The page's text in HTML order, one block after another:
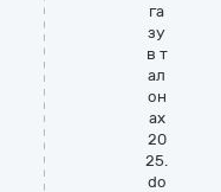
га
зу
в т
ал
он
ах
20
25.
do